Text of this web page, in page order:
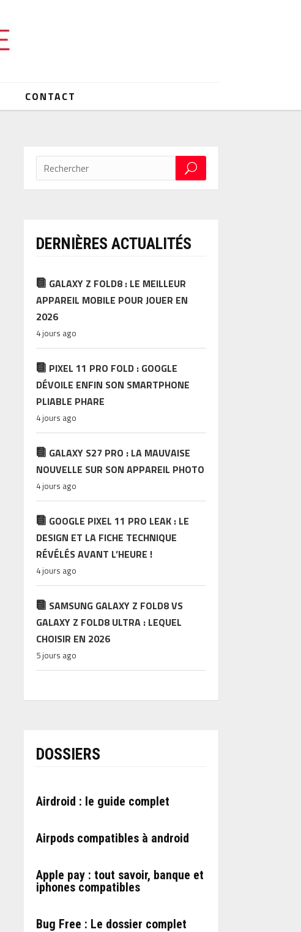
CONTACT
DERNIÈRES ACTUALITÉS
GALAXY Z FOLD8 : LE MEILLEUR
APPAREIL MOBILE POUR JOUER EN
2026
4 jours ago
PIXEL 11 PRO FOLD : GOOGLE
DÉVOILE ENFIN SON SMARTPHONE
PLIABLE PHARE
4 jours ago
GALAXY S27 PRO : LA MAUVAISE
NOUVELLE SUR SON APPAREIL PHOTO
4 jours ago
GOOGLE PIXEL 11 PRO LEAK : LE
DESIGN ET LA FICHE TECHNIQUE
RÉVÉLÉS AVANT L’HEURE !
4 jours ago
SAMSUNG GALAXY Z FOLD8 VS
GALAXY Z FOLD8 ULTRA : LEQUEL
CHOISIR EN 2026
5 jours ago
DOSSIERS
Airdroid : le guide complet
Airpods compatibles à android
Apple pay : tout savoir, banque et
iphones compatibles
Bug Free : Le dossier complet